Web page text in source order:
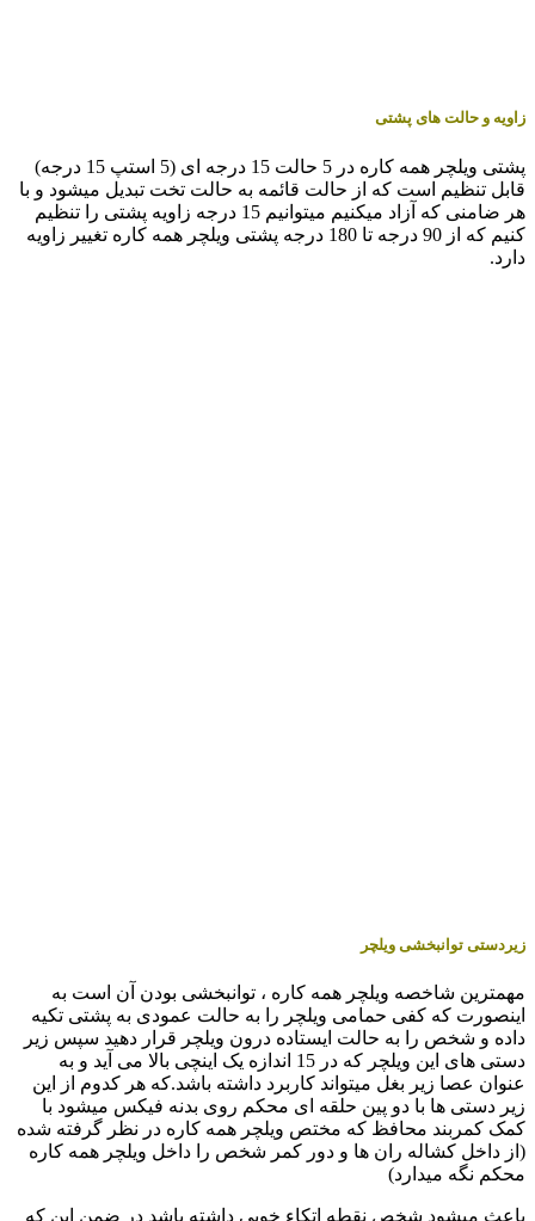
زاویه و حالت های پشتی
پشتی ویلچر همه کاره در 5 حالت 15 درجه ای (5 استپ 15 درجه)
قابل تنظیم است که از حالت قائمه به حالت تخت تبدیل میشود و با
هر ضامنی که آزاد میکنیم میتوانیم 15 درجه زاویه پشتی را تنظیم
کنیم که از 90 درجه تا 180 درجه پشتی ویلچر همه کاره تغییر زاویه
دارد.
زیردستی توانبخشی ویلچر
مهمترین شاخصه ویلچر همه کاره ، توانبخشی بودن آن است به
اینصورت که کفی حمامی ویلچر را به حالت عمودی به پشتی تکیه
داده و شخص را به حالت ایستاده درون ویلچر قرار دهید سپس زیر
دستی های این ویلچر که در 15 اندازه یک اینچی بالا می آید و به
عنوان عصا زیر بغل میتواند کاربرد داشته باشد.که هر کدوم از این
زیر دستی ها با دو پین حلقه ای محکم روی بدنه فیکس میشود با
کمک کمربند محافظ که مختص ویلچر همه کاره در نظر گرفته شده
(از داخل کشاله ران ها و دور کمر شخص را داخل ویلچر همه کاره
محکم نگه میدارد)
باعث میشود شخص نقطه اتکاء خوبی داشته باشد در ضمن این که